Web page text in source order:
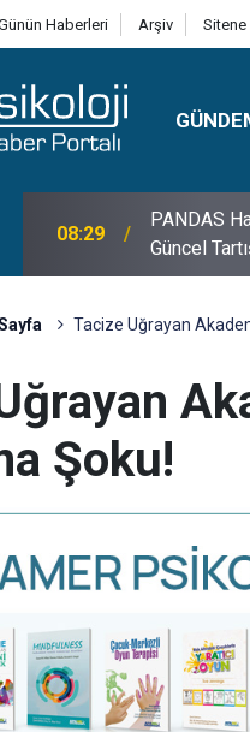
Haberleri Arşiv Sitene
ve
10:30 10 Mayıs
Tacize Uğrayan
Şoku!